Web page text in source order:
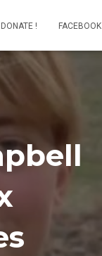
DONATE ! FACEBOOK